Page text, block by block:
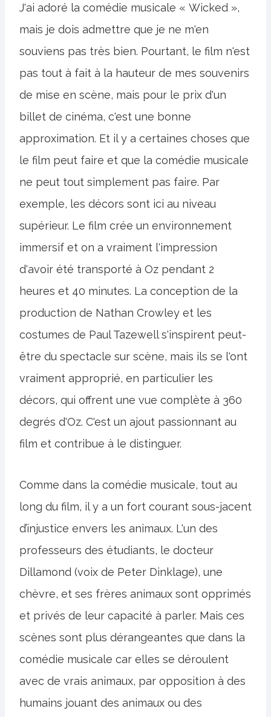
J'ai adoré la comédie musicale « Wicked »,
mais je dois admettre que je ne m'en
souviens pas très bien. Pourtant, le film n'est
pas tout à fait à la hauteur de mes souvenirs
de mise en scène, mais pour le prix d'un
billet de cinéma, c'est une bonne
approximation. Et il y a certaines choses que
le film peut faire et que la comédie musicale
ne peut tout simplement pas faire. Par
exemple, les décors sont ici au niveau
supérieur. Le film crée un environnement
immersif et on a vraiment l'impression
d'avoir été transporté à Oz pendant 2
heures et 40 minutes. La conception de la
production de Nathan Crowley et les
costumes de Paul Tazewell s'inspirent peut-
être du spectacle sur scène, mais ils se l'ont
vraiment approprié, en particulier les
décors, qui offrent une vue complète à 360
degrés d'Oz. C'est un ajout passionnant au
film et contribue à le distinguer.
Comme dans la comédie musicale, tout au
long du film, il y a un fort courant sous-jacent
d’injustice envers les animaux. L'un des
professeurs des étudiants, le docteur
Dillamond (voix de Peter Dinklage), une
chèvre, et ses frères animaux sont opprimés
et privés de leur capacité à parler. Mais ces
scènes sont plus dérangeantes que dans la
comédie musicale car elles se déroulent
avec de vrais animaux, par opposition à des
humains jouant des animaux ou des